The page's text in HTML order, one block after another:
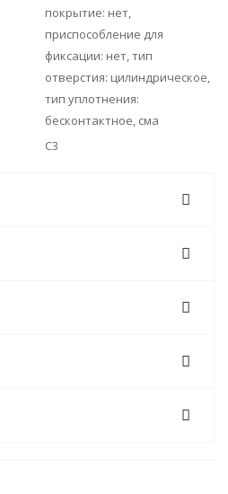
покрытие: нет,
приспособление для
фиксации: нет, тип
отверстия: цилиндрическое,
тип уплотнения:
бесконтактное, сма
C3